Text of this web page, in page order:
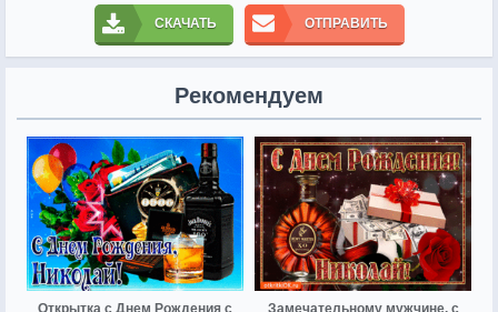
СКАЧАТЬ ОТПРАВИТЬ
Рекомендуем
Открытка с Днем Рождения с Замечательному мужчине, с